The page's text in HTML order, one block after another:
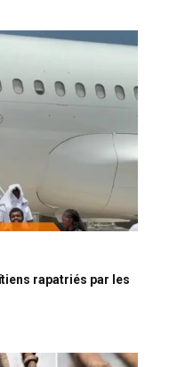
rapatriés par les